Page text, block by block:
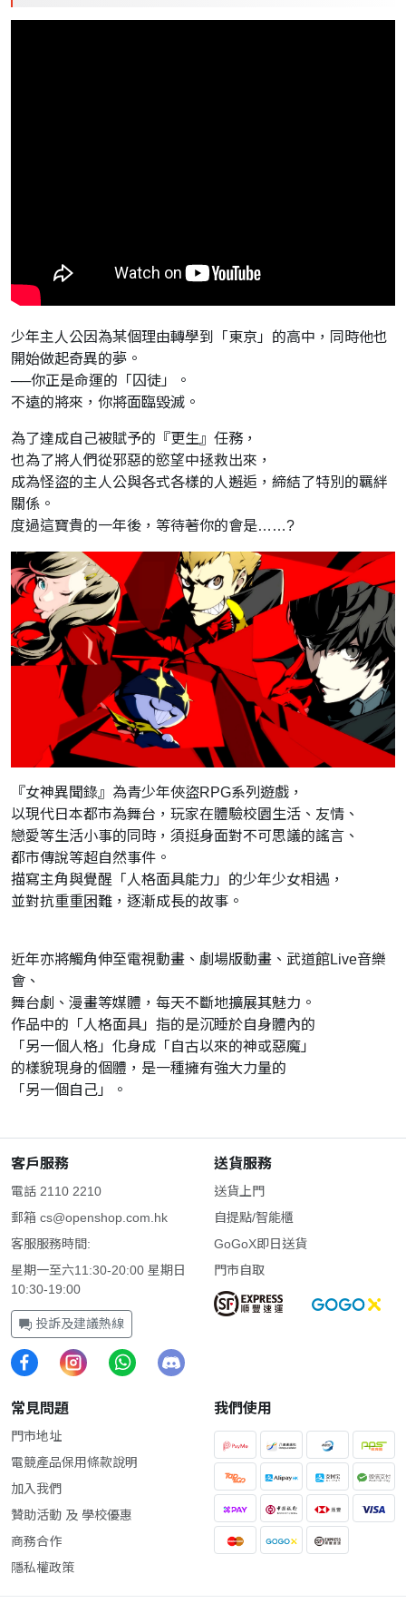
少年主人公因為某個理由轉學到「東京」的高中，同時他也
開始做起奇異的夢。
──你正是命運的「囚徒」。
不遠的將來，你將面臨毀滅。
為了達成自己被賦予的『更生』任務，
也為了將人們從邪惡的慾望中拯救出來，
成為怪盜的主人公與各式各樣的人邂逅，締結了特別的羈絆
關係。
度過這寶貴的一年後，等待著你的會是……?
『女神異聞錄』為青少年俠盜RPG系列遊戲，
以現代日本都市為舞台，玩家在體驗校園生活、友情、
戀愛等生活小事的同時，須挺身面對不可思議的謠言、
都市傳說等超自然事件。
描寫主角與覺醒「人格面具能力」的少年少女相遇，
並對抗重重困難，逐漸成長的故事。
近年亦將觸角伸至電視動畫、劇場版動畫、武道館Live音樂
會、
舞台劇、漫畫等媒體，每天不斷地擴展其魅力。
作品中的「人格面具」指的是沉睡於自身體內的
「另一個人格」化身成「自古以來的神或惡魔」
的樣貌現身的個體，是一種擁有強大力量的
「另一個自己」。
客戶服務
電話 2110 2210
郵箱 cs@openshop.com.hk
客服服務時間:
星期一至六11:30-20:00 星期日
10:30-19:00
投訴及建議熱線
送貨服務
送貨上門
自提點/智能櫃
GoGoX即日送貨
門市自取
常見問題
門市地址
電競產品保用條款說明
加入我們
贊助活動 及 學校優惠
商務合作
隱私權政策
我們使用